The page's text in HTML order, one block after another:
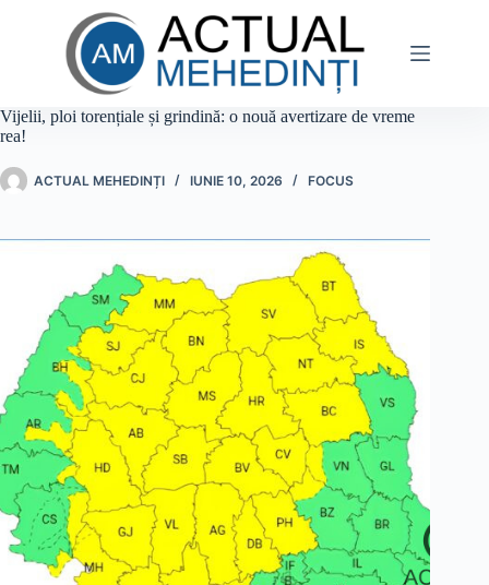
Vijelii, ploi torențiale și grindină: o nouă avertizare de vreme
rea!
ACTUAL MEHEDINȚI IUNIE 10, 2026 FOCUS